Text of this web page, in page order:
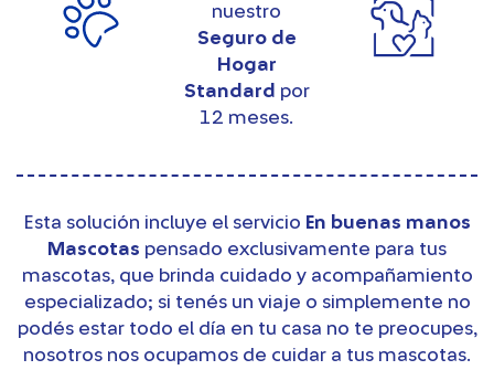
nuestro
Seguro de
Hogar
Standard por
12 meses.
Esta solución incluye el servicio En buenas manos
Mascotas​​ pensado exclusivamente para tus
mascotas, que brinda cuidado y acompañamiento
especializado; si tenés un viaje o simplemente no
podés estar todo el día en tu casa no te preocupes,
nosotros nos ocupamos de cuidar a tus mascotas.